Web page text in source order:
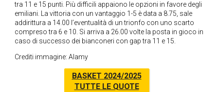
tra 11 e 15 punti. Più difficili appaiono le opzioni in favore degli
emiliani. La vittoria con un vantaggio 1-5 è data a 8.75, sale
addirittura a 14.00 l’eventualità di un trionfo con uno scarto
compreso tra 6 e 10. Si arriva a 26.00 volte la posta in gioco in
caso di successo dei bianconeri con gap tra 11 e 15.
Crediti immagine: Alamy
BASKET 2024/2025
TUTTE LE QUOTE